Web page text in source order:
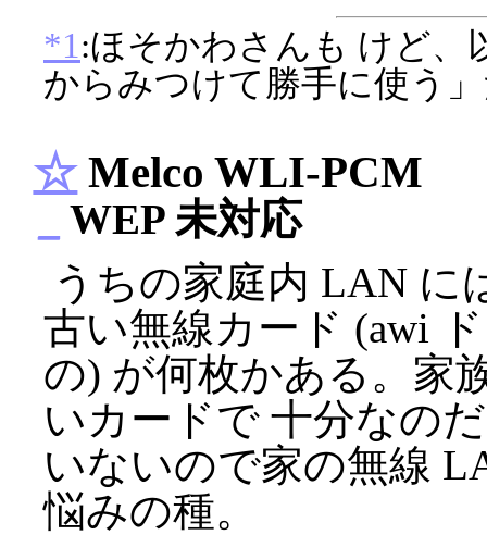
*1 :ほそかわさんも けど、
からみつけて勝手に使う
☆Melco WLI-PCM
WEP 未対応
うちの家庭内 LAN に
古い無線カード (awi
の) が何枚かある。家
いカードで 十分なの
いないので家の無線
悩みの種。